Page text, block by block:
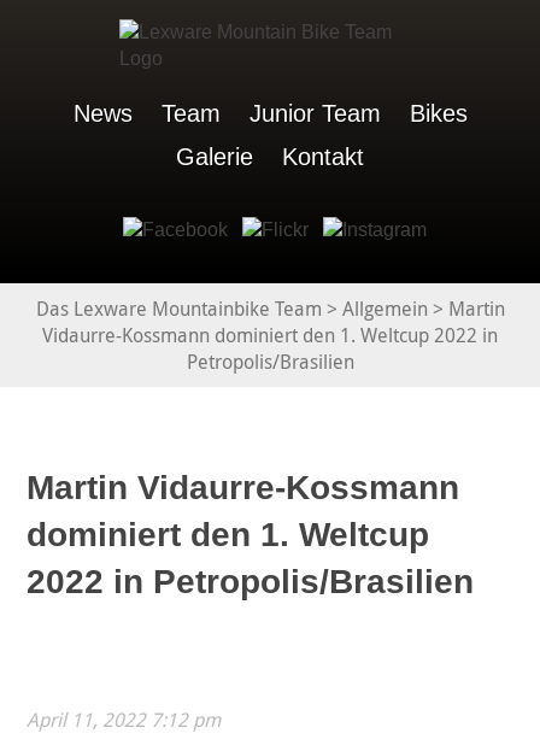
News Team Junior Team
Bikes
Galerie
Kontakt
Das Lexware Mountainbike Team > Allgemein > Martin
Vidaurre-Kossmann dominiert den 1. Weltcup 2022 in
Petropolis/Brasilien
Martin Vidaurre-Kossmann
dominiert den 1. Weltcup
2022 in Petropolis/Brasilien
April 11, 2022 7:12 pm